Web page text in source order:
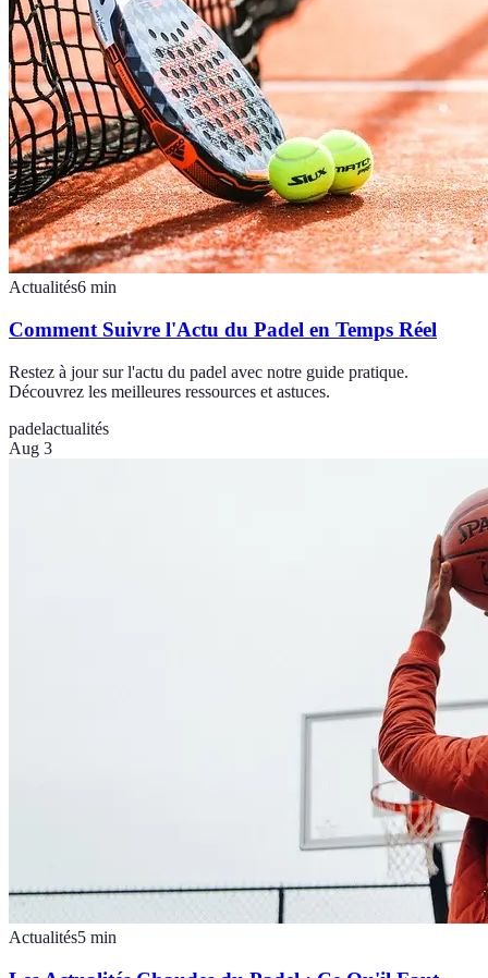
Actualités6 min
Comment Suivre l'Actu du Padel en Temps Réel
Restez à jour sur l'actu du padel avec notre guide pratique.
Découvrez les meilleures ressources et astuces.
padelactualités
Aug 3
Actualités5 min